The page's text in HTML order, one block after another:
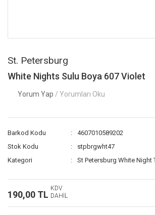
St. Petersburg
White Nights Sulu Boya 607 Violet
Yorum Yap / Yorumları Oku
Barkod Kodu
4607010589202
Stok Kodu
stpbrgwht47
Kategori
St Petersburg White Night
190,00 TL
KDV
DAHİL